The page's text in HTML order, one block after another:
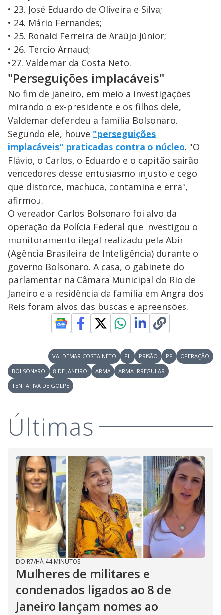
• 23. José Eduardo de Oliveira e Silva;
• 24. Mário Fernandes;
• 25. Ronald Ferreira de Araújo Júnior;
• 26. Tércio Arnaud;
•27. Valdemar da Costa Neto.
"Perseguições implacáveis"
No fim de janeiro, em meio a investigações
mirando o ex-presidente e os filhos dele,
Valdemar defendeu a família Bolsonaro.
Segundo ele, houve "perseguições
implacáveis" praticadas contra o núcleo. "O
Flávio, o Carlos, o Eduardo e o capitão sairão
vencedores desse entusiasmo injusto e cego
que distorce, machuca, contamina e erra",
afirmou.
O vereador Carlos Bolsonaro foi alvo da
operação da Polícia Federal que investigou o
monitoramento ilegal realizado pela Abin
(Agência Brasileira de Inteligência) durante o
governo Bolsonaro. A casa, o gabinete do
parlamentar na Câmara Municipal do Rio de
Janeiro e a residência da família em Angra dos
Reis foram alvos das buscas e apreensões.
VALDEMAR COSTA NETO PL PRISÃO PF
OPERAÇÃO
BOLSONARO
8 DE JANEIRO ARMA
ARMA IRREGULAR
TENTATIVA DE GOLPE
Últimas
DO R7/HÁ 44 MINUTOS
Mulheres de militares e
condenados ligados ao 8 de
Janeiro lançam nomes ao